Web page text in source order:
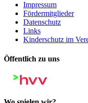
Impressum
Fördermitglieder
Datenschutz
Links
Kinderschutz im
Öffentlich zu uns